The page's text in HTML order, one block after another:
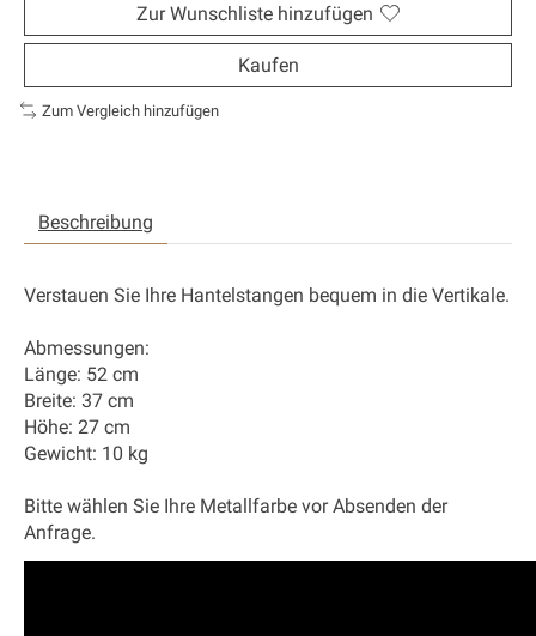
Zur Wunschliste hinzufügen
Kaufen
Zum Vergleich hinzufügen
Beschreibung
Verstauen Sie Ihre Hantelstangen bequem in die Vertikale.
Abmessungen:
Länge: 52 cm
Breite: 37 cm
Höhe: 27 cm
Gewicht: 10 kg
Bitte wählen Sie Ihre Metallfarbe vor Absenden der
Anfrage.